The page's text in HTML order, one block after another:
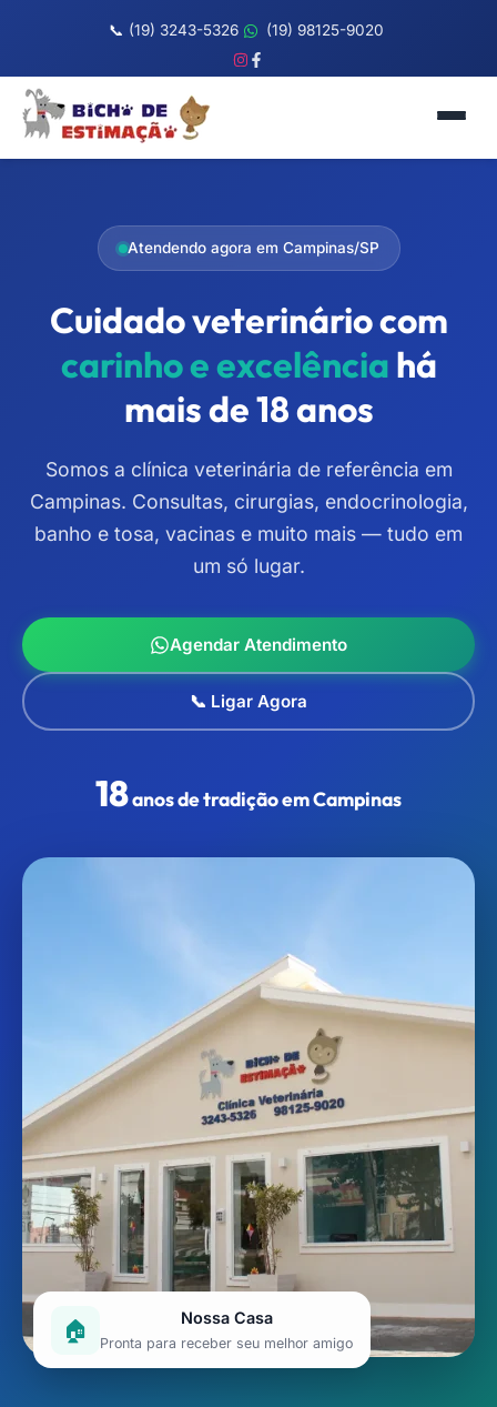
📞 (19) 3243-5326 (19) 98125-9020
Atendendo agora em Campinas/SP
Cuidado veterinário com
carinho e excelência há
mais de 18 anos
Somos a clínica veterinária de referência em
Campinas. Consultas, cirurgias, endocrinologia,
banho e tosa, vacinas e muito mais — tudo em
um só lugar.
Agendar Atendimento
📞 Ligar Agora
18anos de tradição em Campinas
🏠 Nossa Casa
Pronta para receber seu melhor amigo